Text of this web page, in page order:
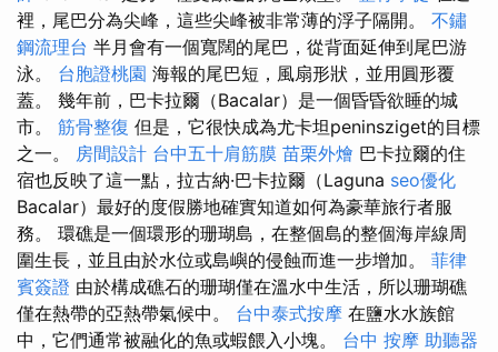
裡，尾巴分為尖峰，這些尖峰被非常薄的浮子隔開。 不鏽
鋼流理台 半月會有一個寬闊的尾巴，從背面延伸到尾巴游
泳。 台胞證桃園 海報的尾巴短，風扇形狀，並用圓形覆
蓋。 幾年前，巴卡拉爾（Bacalar）是一個昏昏欲睡的城
市。 筋骨整復 但是，它很快成為尤卡坦peninsziget的目標
之一。 房間設計 台中五十肩筋膜 苗栗外燴 巴卡拉爾的住
宿也反映了這一點，拉古納·巴卡拉爾（Laguna seo優化
Bacalar）最好的度假勝地確實知道如何為豪華旅行者服
務。 環礁是一個環形的珊瑚島，在整個島的整個海岸線周
圍生長，並且由於水位或島嶼的侵蝕而進一步增加。 菲律
賓簽證 由於構成礁石的珊瑚僅在溫水中生活，所以珊瑚礁
僅在熱帶的亞熱帶氣候中。 台中泰式按摩 在鹽水水族館
中，它們通常被融化的魚或蝦餵入小塊。 台中 按摩 助聽器